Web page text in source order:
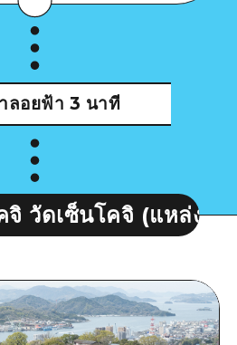
ลอยฟ้า 3 นาที
โคจิ (แหล่งมรดกของ